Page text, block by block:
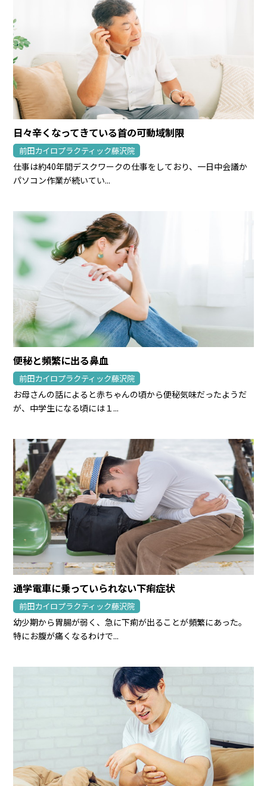
日々辛くなってきている首の可動域制限
前田カイロプラクティック藤沢院
仕事は約40年間デスクワークの仕事をしており、一日中会議か
パソコン作業が続いてい...
便秘と頻繁に出る鼻血
前田カイロプラクティック藤沢院
お母さんの話によると赤ちゃんの頃から便秘気味だったようだ
が、中学生になる頃には１...
通学電車に乗っていられない下痢症状
前田カイロプラクティック藤沢院
幼少期から胃腸が弱く、急に下痢が出ることが頻繁にあった。
特にお腹が痛くなるわけで...